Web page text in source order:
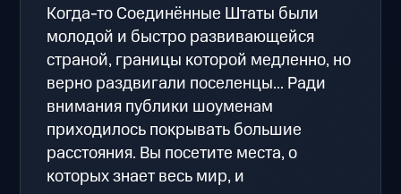
Когда-то Соединённые Штаты были
молодой и быстро развивающейся
страной, границы которой медленно, но
верно раздвигали поселенцы... Ради
внимания публики шоуменам
приходилось покрывать большие
расстояния. Вы посетите места, о
которых знает весь мир, и